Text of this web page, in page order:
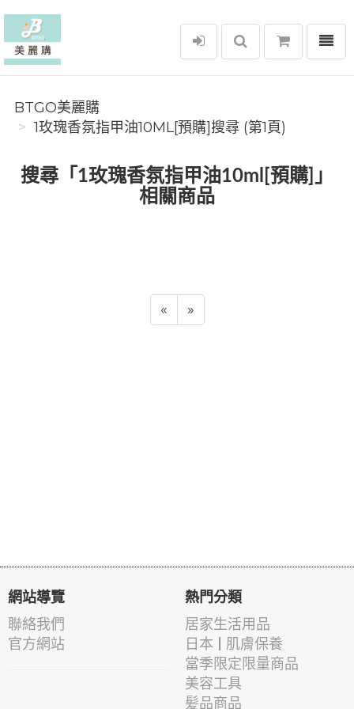
BTGO美麗購
選單
BTGO美麗購
1玫瑰香氛指甲油10ML[預購]搜尋 (第1頁)
搜尋「1玫瑰香氛指甲油10ml[預購]」
相關商品
« »
網站導覽
聯絡我們
官方網站
熱門分類
居家生活用品
日本 | 肌膚保養
當季限定限量商品
美容工具
髪品商品